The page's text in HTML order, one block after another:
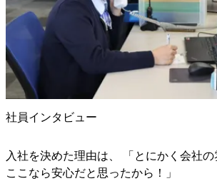
社員インタビュー
入社を決めた理由は、 「とにかく会社の
ここなら安心だと思ったから！」